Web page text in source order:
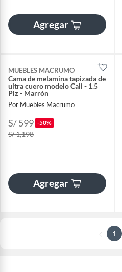
Agregar
MUEBLES MACRUMO
Cama de melamina tapizada de
ultra cuero modelo Cali - 1.5
Plz - Marrón
Por Muebles Macrumo
S/ 599 -50%
S/ 1,198
Agregar
1